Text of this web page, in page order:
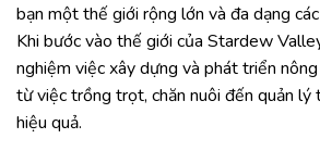
bạn một thế giới rộng lớn và đa dạng
Khi bước vào thế giới của Stardew
nghiệm việc xây dựng và phát triển
từ việc trồng trọt, chăn nuôi đến quản lý
hiệu quả.